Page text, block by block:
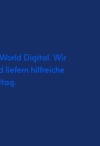
Digital. Wir
liefern hilfreiche